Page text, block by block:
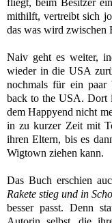
fliegt, beim Besitzer
mithilft, vertreibt sich
das was wird zwischen
Naiv geht es weiter,
wieder in die USA
nochmals für ein paar
back to the USA. Dort
dem Happyend nicht
in zu kurzer Zeit mit
ihren Eltern, bis es
Wigtown ziehen kann.
Das Buch erschien
Rakete stieg und in
besser passt. Denn s